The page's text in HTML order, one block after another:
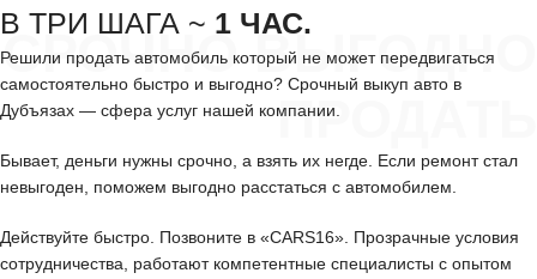
СРОЧНО ВЫГОДНО
ПРОДАТЬ
В ТРИ ШАГА ~ 1 ЧАС.
Решили продать автомобиль который не может передвигаться
самостоятельно быстро и выгодно? Срочный выкуп авто в
Дубъязах — сфера услуг нашей компании.
Бывает, деньги нужны срочно, а взять их негде. Если ремонт стал
невыгоден, поможем выгодно расстаться с автомобилем.
Действуйте быстро. Позвоните в «CARS16». Прозрачные условия
сотрудничества, работают компетентные специалисты с опытом